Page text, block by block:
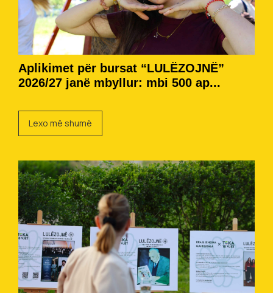
Aplikimet për bursat “LULËZOJNË”
2026/27 janë mbyllur: mbi 500 ap...
Lexo më shumë